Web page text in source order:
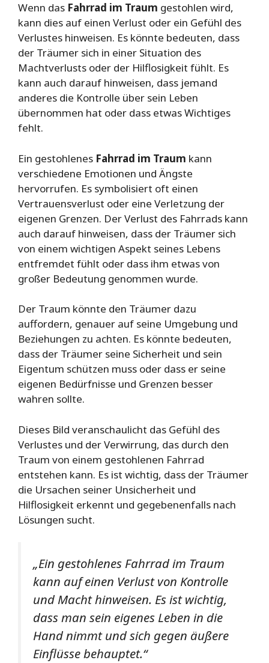
Wenn das Fahrrad im Traum gestohlen wird,
kann dies auf einen Verlust oder ein Gefühl des
Verlustes hinweisen. Es könnte bedeuten, dass
der Träumer sich in einer Situation des
Machtverlusts oder der Hilflosigkeit fühlt. Es
kann auch darauf hinweisen, dass jemand
anderes die Kontrolle über sein Leben
übernommen hat oder dass etwas Wichtiges
fehlt.
Ein gestohlenes Fahrrad im Traum kann
verschiedene Emotionen und Ängste
hervorrufen. Es symbolisiert oft einen
Vertrauensverlust oder eine Verletzung der
eigenen Grenzen. Der Verlust des Fahrrads kann
auch darauf hinweisen, dass der Träumer sich
von einem wichtigen Aspekt seines Lebens
entfremdet fühlt oder dass ihm etwas von
großer Bedeutung genommen wurde.
Der Traum könnte den Träumer dazu
auffordern, genauer auf seine Umgebung und
Beziehungen zu achten. Es könnte bedeuten,
dass der Träumer seine Sicherheit und sein
Eigentum schützen muss oder dass er seine
eigenen Bedürfnisse und Grenzen besser
wahren sollte.
Dieses Bild veranschaulicht das Gefühl des
Verlustes und der Verwirrung, das durch den
Traum von einem gestohlenen Fahrrad
entstehen kann. Es ist wichtig, dass der Träumer
die Ursachen seiner Unsicherheit und
Hilflosigkeit erkennt und gegebenenfalls nach
Lösungen sucht.
„Ein gestohlenes Fahrrad im Traum
kann auf einen Verlust von Kontrolle
und Macht hinweisen. Es ist wichtig,
dass man sein eigenes Leben in die
Hand nimmt und sich gegen äußere
Einflüsse behauptet.“